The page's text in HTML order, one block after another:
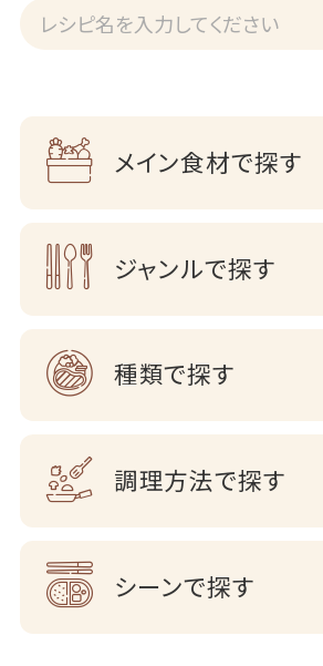
メイン食材で探す
ジャンルで探す
種類で探す
調理方法で探す
シーンで探す